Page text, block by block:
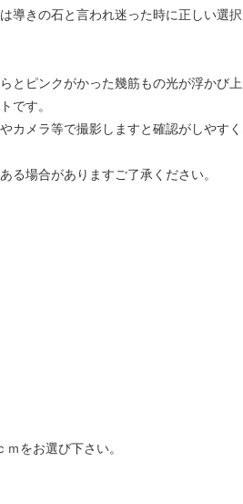
きの石と言われ迷った時に正しい選
とピンクがかった幾筋もの光が浮かび
です。
カメラ等で撮影しますと確認がしやす
場合がありますご了承ください。
をお選び下さい。